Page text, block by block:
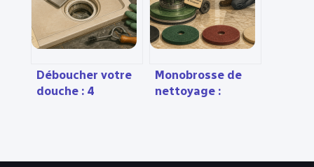
réduire les coûts
Déboucher votre
douche : 4
Monobrosse de
nettoyage :